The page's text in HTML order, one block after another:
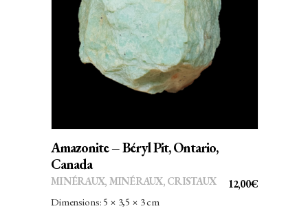
AJOUTER AU PANIER
Amazonite – Béryl Pit, Ontario,
Canada
12,00€
MINÉRAUX, MINÉRAUX, CRISTAUX
Dimensions: 5 × 3,5 × 3 cm